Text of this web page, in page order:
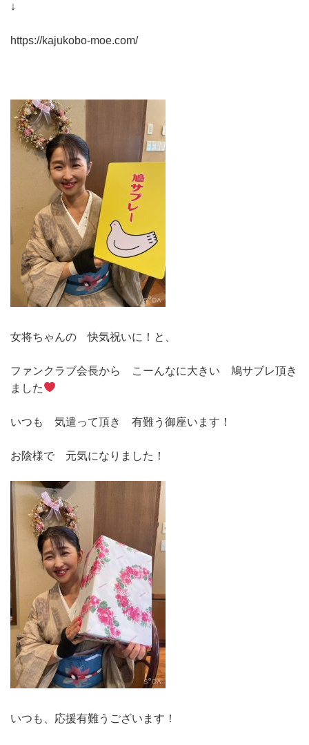
↓
https://kajukobo-moe.com/
女将ちゃんの 快気祝いに！と、
ファンクラブ会長から こーんなに大きい 鳩サブレ頂き
ました
いつも 気遣って頂き 有難う御座います！
お陰様で 元気になりました！
いつも、応援有難うございます！